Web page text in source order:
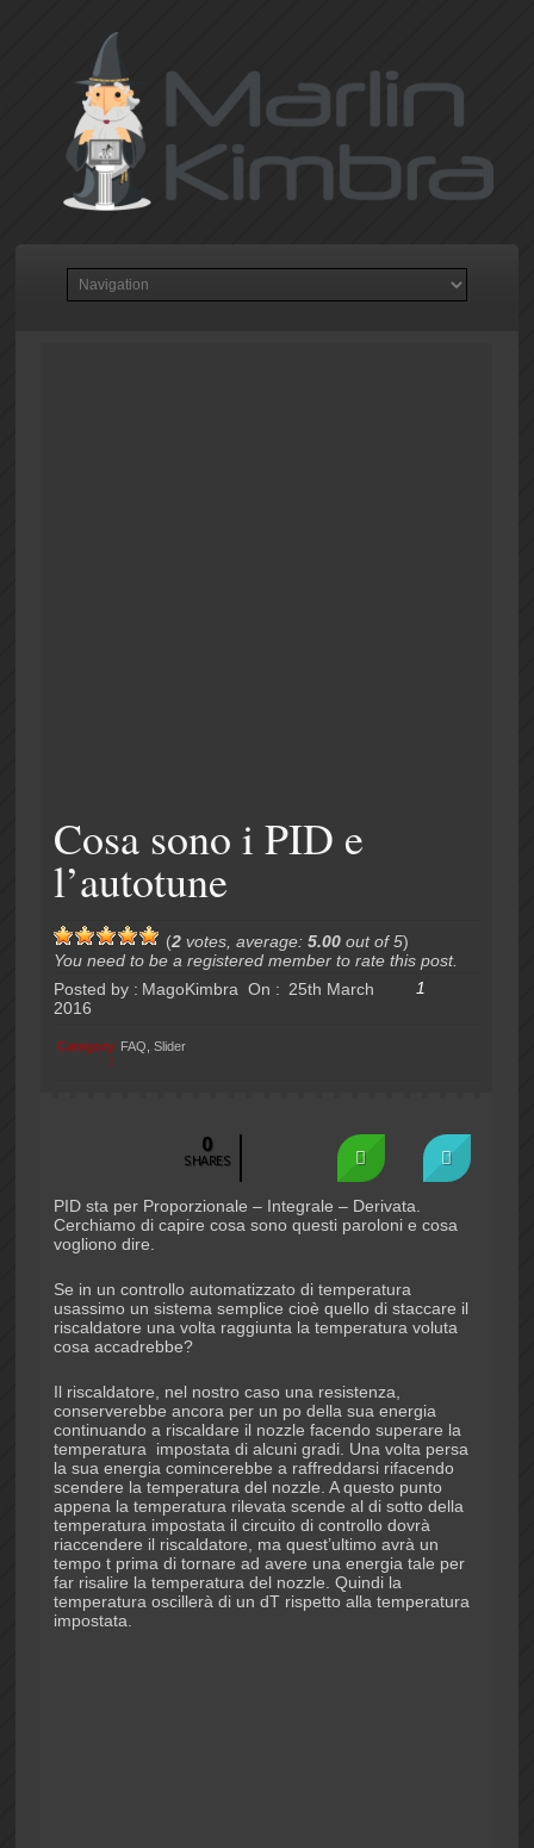
Cosa sono i PID e
l’autotune
(2votes, average: 5.00out of 5)
You need to be a registered member to rate this post.
Posted by : MagoKimbra On : 25th March
2016
1
Category
:
FAQ ,Slider
0
SHARES
PID sta per Proporzionale – Integrale – Derivata.
Cerchiamo di capire cosa sono questi paroloni e cosa
vogliono dire.
Se in un controllo automatizzato di temperatura
usassimo un sistema semplice cioè quello di staccare il
riscaldatore una volta raggiunta la temperatura voluta
cosa accadrebbe?
Il riscaldatore, nel nostro caso una resistenza,
conserverebbe ancora per un po della sua energia
continuando a riscaldare il nozzle facendo superare la
temperatura impostata di alcuni gradi. Una volta persa
la sua energia comincerebbe a raffreddarsi rifacendo
scendere la temperatura del nozzle. A questo punto
appena la temperatura rilevata scende al di sotto della
temperatura impostata il circuito di controllo dovrà
riaccendere il riscaldatore, ma quest’ultimo avrà un
tempo t prima di tornare ad avere una energia tale per
far risalire la temperatura del nozzle. Quindi la
temperatura oscillerà di un dT rispetto alla temperatura
impostata.